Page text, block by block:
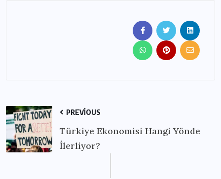
PREVIOUS
Türkiye Ekonomisi Hangi Yönde
İlerliyor?